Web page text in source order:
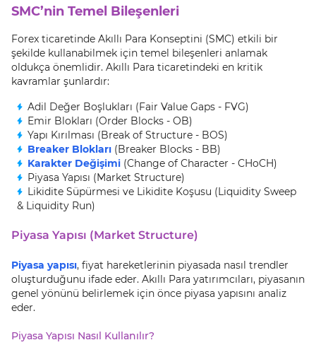
SMC’nin Temel Bileşenleri
Forex ticaretinde Akıllı Para Konseptini (SMC) etkili bir
şekilde kullanabilmek için temel bileşenleri anlamak
oldukça önemlidir. Akıllı Para ticaretindeki en kritik
kavramlar şunlardır:
Adil Değer Boşlukları (Fair Value Gaps - FVG)
Emir Blokları (Order Blocks - OB)
Yapı Kırılması (Break of Structure - BOS)
Breaker Blokları (Breaker Blocks - BB)
Karakter Değişimi (Change of Character - CHoCH)
Piyasa Yapısı (Market Structure)
Likidite Süpürmesi ve Likidite Koşusu (Liquidity Sweep
& Liquidity Run)
Piyasa Yapısı (Market Structure)
Piyasa yapısı, fiyat hareketlerinin piyasada nasıl trendler
oluşturduğunu ifade eder. Akıllı Para yatırımcıları, piyasanın
genel yönünü belirlemek için önce piyasa yapısını analiz
eder.
Piyasa Yapısı Nasıl Kullanılır?